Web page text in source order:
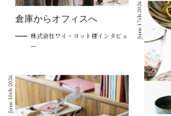
倉庫からオフィスへ
株式会社ワイ・ヨット様インタビュ
ー
June 17th 2026
June 10th 2026